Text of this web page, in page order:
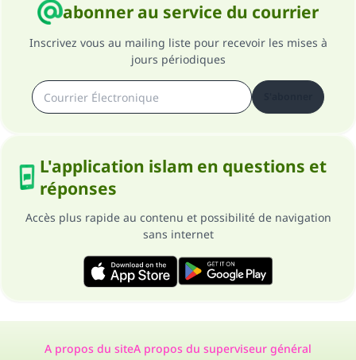
abonner au service du courrier
Inscrivez vous au mailing liste pour recevoir les mises à
jours périodiques
L'application islam en questions et
réponses
Accès plus rapide au contenu et possibilité de navigation
sans internet
A propos du siteA propos du superviseur général